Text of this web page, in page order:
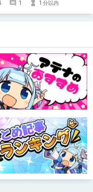
1 1 分以内